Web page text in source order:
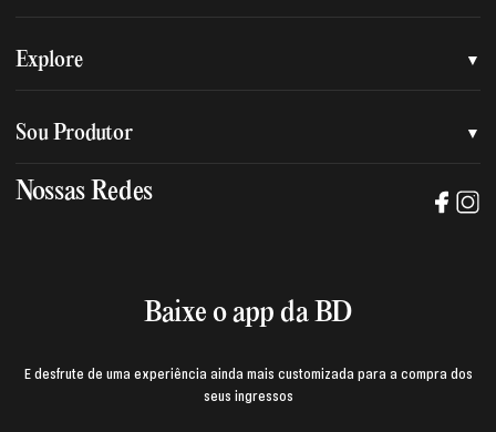
Quem somos
Política de privacidade
Explore
Assessoria de imprensa
Trabalhe na BD
Sou Produtor
Manual de mídia e da marca BD
Nossas Redes
Baixe o app da BD
E desfrute de uma experiência ainda mais customizada para a compra dos
seus ingressos